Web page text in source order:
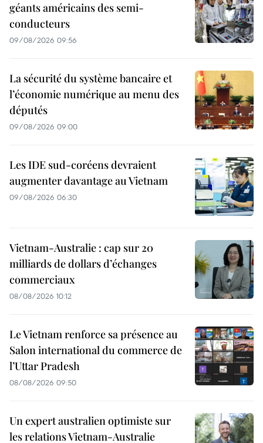
géants américains des semi-
conducteurs
09/08/2026 09:56
La sécurité du système bancaire et
l’économie numérique au menu des
députés
09/08/2026 09:00
Les IDE sud-coréens devraient
augmenter davantage au Vietnam
09/08/2026 06:30
Vietnam-Australie : cap sur 20
milliards de dollars d’échanges
commerciaux
08/08/2026 10:12
Le Vietnam renforce sa présence au
Salon international du commerce de
l’Uttar Pradesh
08/08/2026 09:50
Un expert australien optimiste sur
les relations Vietnam-Australie